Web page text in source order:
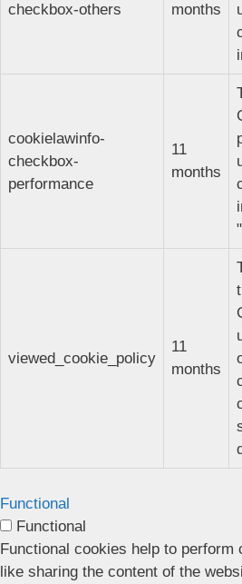
checkbox-others
months
cookielawinfo-
checkbox-
performance
11
months
viewed_cookie_policy
11
months
Functional
Functional
Functional cookies help to perform
like sharing the content of the